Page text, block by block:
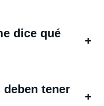
dice qué
+
tener
+